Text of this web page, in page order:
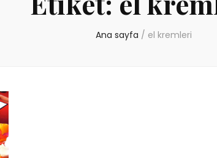
Ana sayfa / el kremleri